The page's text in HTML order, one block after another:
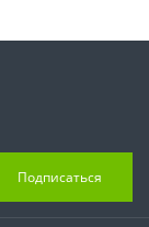
Подписаться